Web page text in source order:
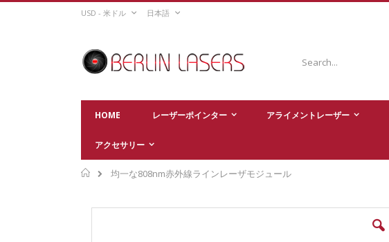
Skip
CURRENCY
USD - 米ドル LANGUAGE
日本語
HOME レーザーポインター アライメントレーザー
アクセサリー
Home
均一な808nm赤外線ラインレーザモジュール